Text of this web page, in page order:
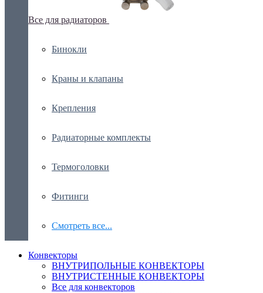
Все для радиаторов
Бинокли
Краны и клапаны
Крепления
Радиаторные комплекты
Термоголовки
Фитинги
Смотреть все...
Конвекторы
ВНУТРИПОЛЬНЫЕ КОНВЕКТОРЫ
ВНУТРИСТЕННЫЕ КОНВЕКТОРЫ
Все для конвекторов